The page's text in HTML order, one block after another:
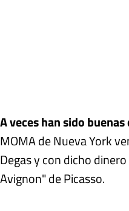
A veces han sido
MOMA de Nueva York
Degas y con dicho
Avignon" de Picasso.